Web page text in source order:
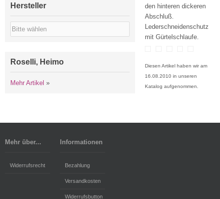
den hinteren dickeren
Abschluß.
Lederschneidenschutz
mit Gürtelschlaufe.
Diesen Artikel haben wir am
16.08.2010 in unseren
Katalog aufgenommen.
Hersteller
Roselli, Heimo
Mehr Artikel »
Mehr über...
Widerrufsrecht
Informationen
Bezahlung
Versandkosten
Widerrufsbutton